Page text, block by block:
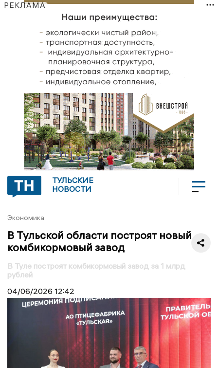
РЕКЛАМА
ТУЛЬСКИЕ
НОВОСТИ
Экономика
В Тульской области построят новый
комбикормовый завод
В Туле построят комбикормовый завод за 1 млрд
рублей
04/06/2026 12:42